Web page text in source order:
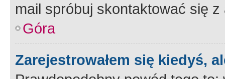
mail spróbuj skontaktować się
Góra
Zarejestrowałem się kiedyś,